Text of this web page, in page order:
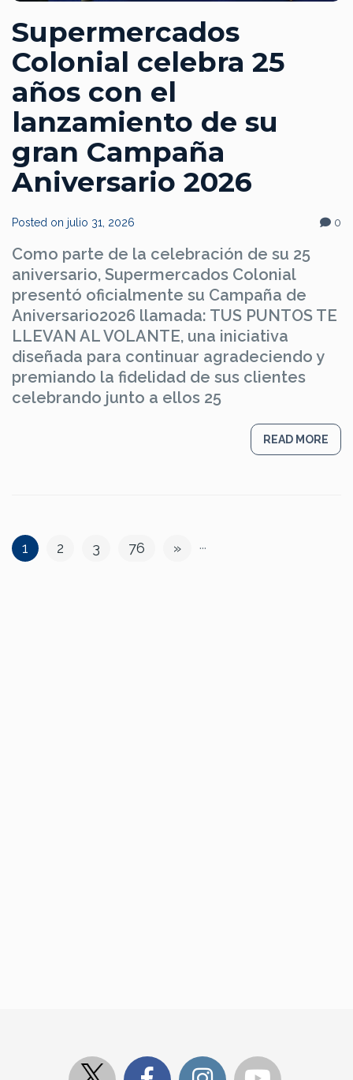
Supermercados
Colonial celebra 25
años con el
lanzamiento de su
gran Campaña
Aniversario 2026
Posted on julio 31, 2026 0
Como parte de la celebración de su 25
aniversario, Supermercados Colonial
presentó oficialmente su Campaña de
Aniversario2026 llamada: TUS PUNTOS TE
LLEVAN AL VOLANTE, una iniciativa
diseñada para continuar agradeciendo y
premiando la fidelidad de sus clientes
celebrando junto a ellos 25
READ MORE
1 2 3 ...
76 »